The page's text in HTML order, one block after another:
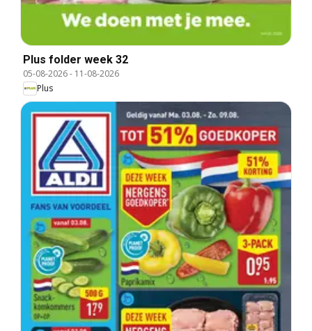
Plus folder week 32
05-08-2026- 11-08-2026
Plus